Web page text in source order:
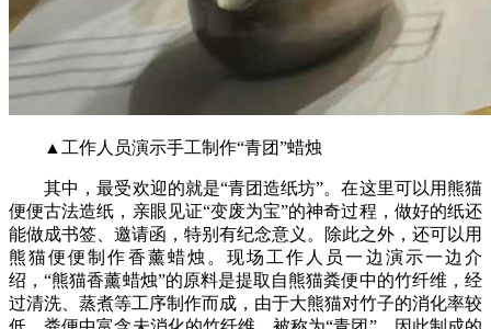
▲工作人员演示手工制作“青团”蜡烛
其中，最受欢迎的就是“青团造纸坊”。在这里可以用熊猫
便便古法造纸，亲眼见证“变废为宝”的神奇过程，做好的纸还
能做成书签、邀请函，特别有纪念意义。除此之外，还可以用
熊猫便便制作香薰蜡烛。现场工作人员一边演示一边介
绍，“熊猫香薰蜡烛”的原料是提取自熊猫粪便中的竹纤维，经
过清洗、蒸煮等工序制作而成，由于大熊猫对竹子的消化率较